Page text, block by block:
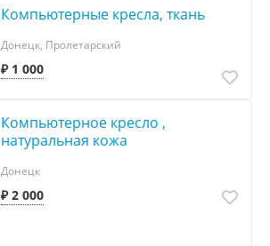
Компьютерные кресла, ткань
₽ 1 000
Донецк, Пролетарский
Компьютерное кресло ,
натуральная кожа
₽ 2 000
Донецк